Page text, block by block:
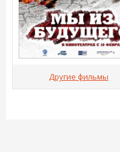
Другие фильмы